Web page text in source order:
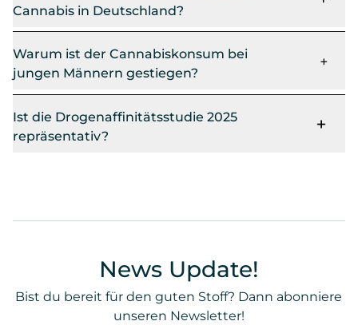
Cannabis in Deutschland?
Warum ist der Cannabiskonsum bei
jungen Männern gestiegen?
Ist die Drogenaffinitätsstudie 2025
repräsentativ?
News Update!
Bist du bereit für den guten Stoff? Dann abonniere
unseren Newsletter!